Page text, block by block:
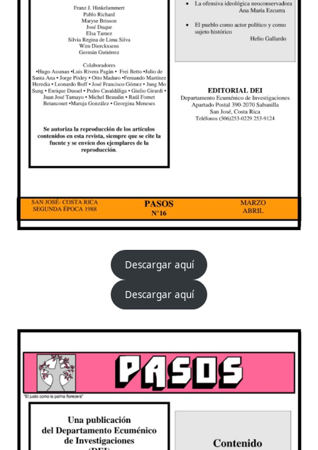
Descargar aquí
Descargar aquí